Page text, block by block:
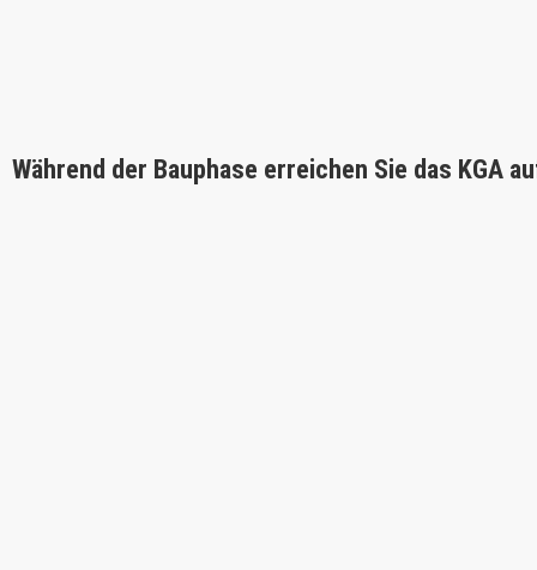
Während der Bauphase erreichen Sie das KGA